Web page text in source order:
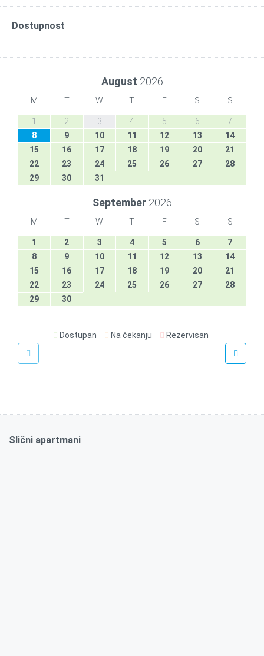
Dostupnost
August 2026
M T W T F S S
1 2 3 4 5 6
7
8
9 10 11 12 13
14
15
16 17 18 19 20
21
22
23 24 25 26 27
28
29
30 31
September 2026
M T W T F S S
1 2 3 4 5 6
7
8
9 10 11 12 13
14
15
16 17 18 19 20
21
22
23 24 25 26 27
28
29
30
Dostupan Na ćekanju Rezervisan
Slični apartmani
30€
Bellmatini 2